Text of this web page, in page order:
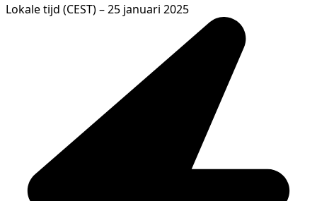
Lokale tijd (CEST) – 25 januari 2025